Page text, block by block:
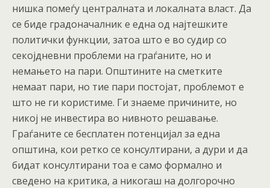
нишка помеѓу централната и локалната власт. Да
се биде градоначалник е една од најтешките
политички функции, затоа што е во судир со
секојдневни проблеми на граѓаните, но и
немањето на пари. Општините на сметките
немаат пари, но тие пари постојат, проблемот е
што не ги користиме. Ги знаеме причините, но
никој не инвестира во нивното решавање.
Граѓаните се бесплатен потенцијал за една
општина, кои ретко се консултирани, а дури и да
бидат консултирани тоа е само формално и
сведено на критика, а никогаш на долгорочно